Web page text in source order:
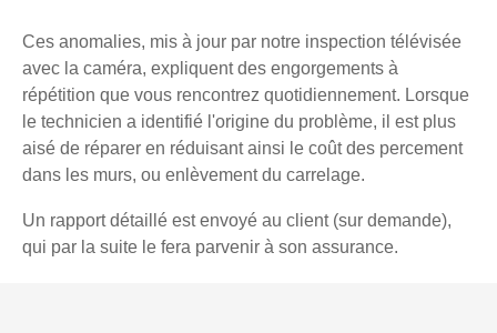
Ces anomalies, mis à jour par notre inspection télévisée
avec la caméra, expliquent des engorgements à
répétition que vous rencontrez quotidiennement. Lorsque
le technicien a identifié l'origine du problème, il est plus
aisé de réparer en réduisant ainsi le coût des percement
dans les murs, ou enlèvement du carrelage.
Un rapport détaillé est envoyé au client (sur demande),
qui par la suite le fera parvenir à son assurance.